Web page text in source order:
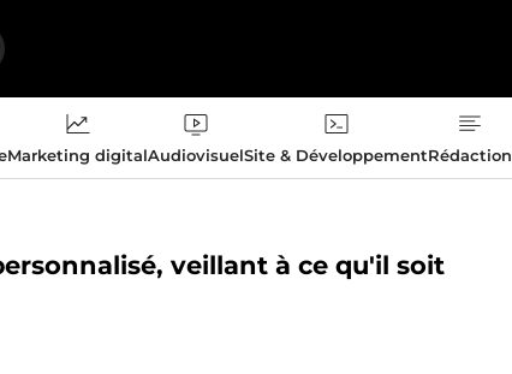
Marketing digitalAudiovisuelSite & DéveloppementRédaction
veillant à ce qu'il soit